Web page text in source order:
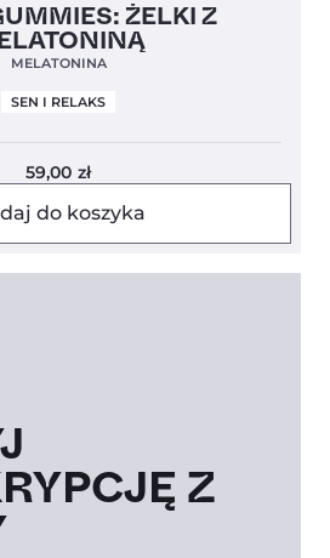
ŻELKI Z
MELATONINA
SEN I RELAKS
59,00 zł
do koszyka
Z